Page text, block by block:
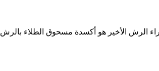
الرش الأخير هو أكسدة مسحوق الطلاء بالرش